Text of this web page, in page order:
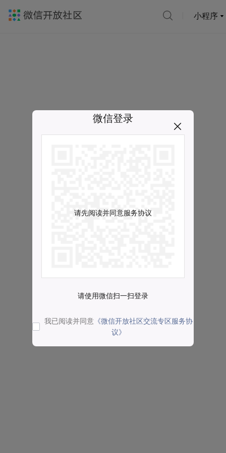
小程序
微信登录
请先阅读并同意服务协议
请使用微信扫一扫登录
我已阅读并同意 《微信开放社区交流专区服务协
议》